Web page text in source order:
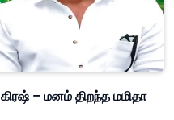
கிரஷ் – மனம் திறந்த மமிதா